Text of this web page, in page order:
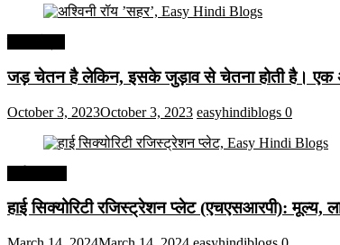
जड़ चेतन है लेकिन, इसके जुड़ाव से चेतना होती है। एक
October 3, 2023October 3, 2023 easyhindiblogs 0
हाई सिक्योरिटी रजिस्ट्रेशन प्लेट (एचएसआरपी):